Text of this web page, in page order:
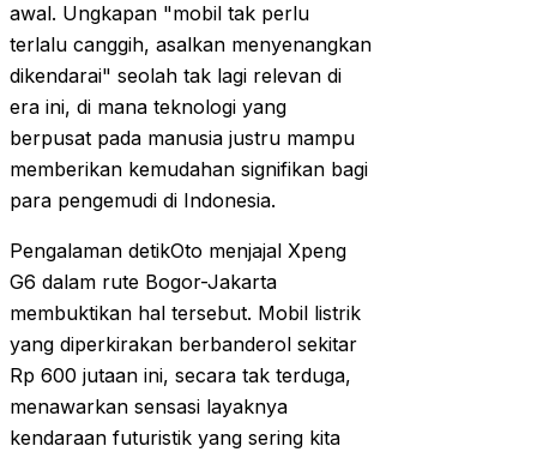
awal. Ungkapan "mobil tak perlu
terlalu canggih, asalkan menyenangkan
dikendarai" seolah tak lagi relevan di
era ini, di mana teknologi yang
berpusat pada manusia justru mampu
memberikan kemudahan signifikan bagi
para pengemudi di Indonesia.
Pengalaman detikOto menjajal Xpeng
G6 dalam rute Bogor-Jakarta
membuktikan hal tersebut. Mobil listrik
yang diperkirakan berbanderol sekitar
Rp 600 jutaan ini, secara tak terduga,
menawarkan sensasi layaknya
kendaraan futuristik yang sering kita